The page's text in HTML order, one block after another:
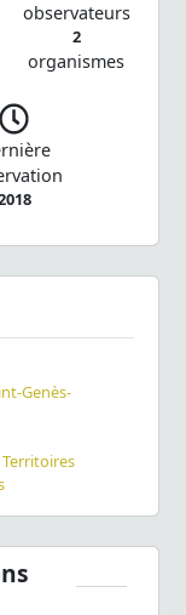
observateurs
2
organismes
Genès-
Territoires